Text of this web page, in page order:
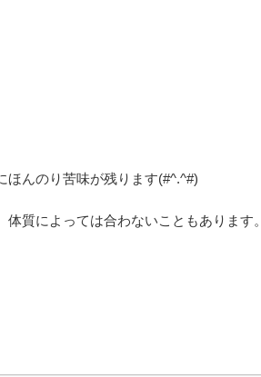
んのり苦味が残ります(#^.^#)
質によっては合わないこともあります。